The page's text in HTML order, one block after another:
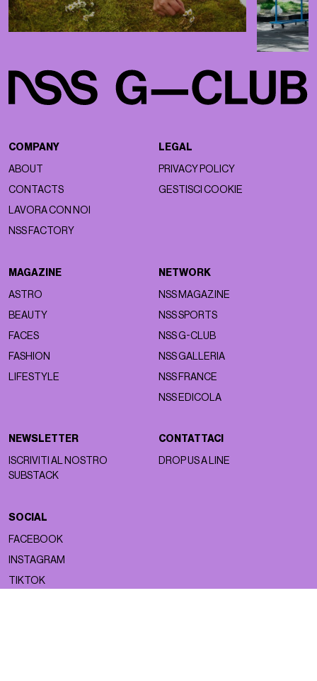
COMPANY
ABOUT
CONTACTS
LAVORA CON NOI
NSS FACTORY
LEGAL
PRIVACY POLICY
GESTISCI COOKIE
MAGAZINE
ASTRO
BEAUTY
FACES
FASHION
LIFESTYLE
NETWORK
NSS MAGAZINE
NSS SPORTS
NSS G-CLUB
NSS GALLERIA
NSS FRANCE
NSS EDICOLA
NEWSLETTER
ISCRIVITI AL NOSTRO
SUBSTACK
CONTATTACI
DROP US A LINE
SOCIAL
FACEBOOK
INSTAGRAM
TIKTOK